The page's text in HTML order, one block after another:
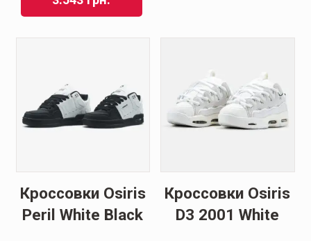
Кроссовки Osiris
Peril White Black
Кроссовки Osiris
D3 2001 White